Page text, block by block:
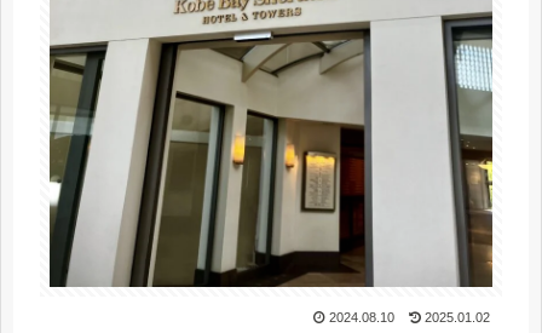
2024.08.10 2025.01.02